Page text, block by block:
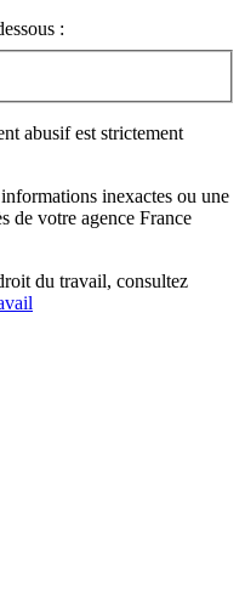
:
abusif est strictement
informations inexactes ou une
de votre agence France
du travail, consultez